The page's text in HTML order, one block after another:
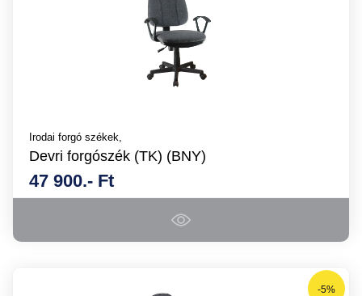
Irodai forgó székek,
Devri forgószék (TK) (BNY)
47 900.- Ft
-5%